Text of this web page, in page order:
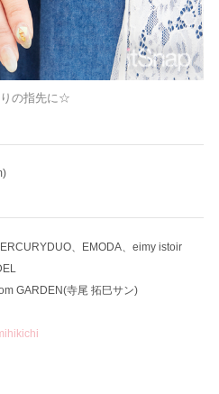
の指先に☆
、EMODA、eimy istoir
GARDEN(寺尾 拓巳サン)